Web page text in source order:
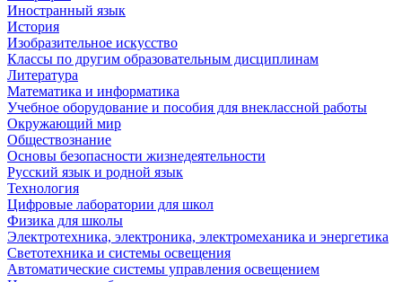
Иностранный язык
История
Изобразительное искусство
Классы по другим образовательным дисциплинам
Литература
Математика и информатика
Учебное оборудование и пособия для внеклассной работы
Окружающий мир
Обществознание
Основы безопасности жизнедеятельности
Русский язык и родной язык
Технология
Цифровые лаборатории для школ
Физика для школы
Электротехника, электроника, электромеханика и энергетика
Светотехника и системы освещения
Автоматические системы управления освещением